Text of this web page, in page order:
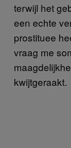
terwijl het
een echte
prostituee
vraag me
kwijtgeraakt.